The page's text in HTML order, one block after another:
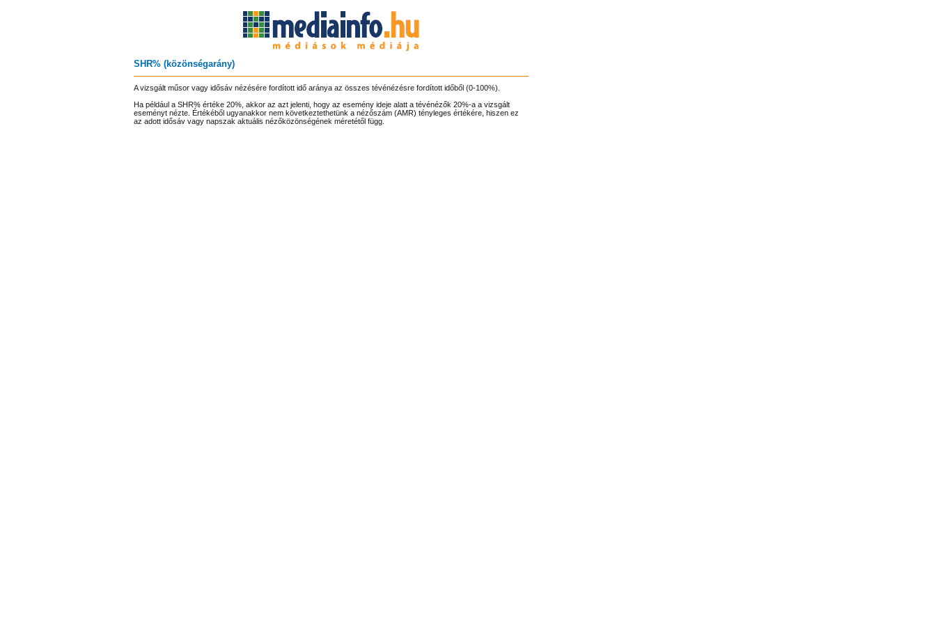
SHR% (közönségarány)
A vizsgált műsor vagy idősáv nézésére fordított idő aránya az összes tévénézésre fordított időből (0-100%).
Ha például a SHR% értéke 20%, akkor az azt jelenti, hogy az esemény ideje alatt a tévénézők 20%-a a vizsgált
eseményt nézte. Értékéből ugyanakkor nem következtethetünk a nézőszám (AMR) tényleges értékére, hiszen ez
az adott idősáv vagy napszak aktuális nézőközönségének méretétől függ.